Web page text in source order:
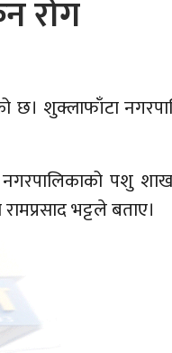
रोग
छ। शुक्लाफाँटा
पशु
भट्टले बताए।